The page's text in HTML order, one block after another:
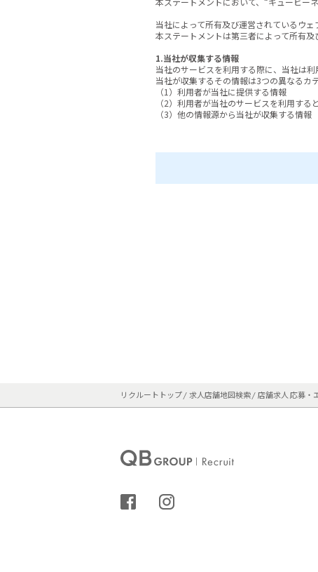
当社によって所有及び運営されているウ
本ステートメントは第三者によって所有
1.当社が収集する情報
当社のサービスを利用する際に、当社は
当社が収集するその情報は3つの異なるカ
（1）利用者が当社に提供する情報
（2）利用者が当社のサービスを利用す
（3）他の情報源から当社が収集する情報
いて当社のサービスを購入すること、当
利用者が当社に提供する情報には、利用
融口座情報、誕生日、出生地、人口統計
利用者が当社のサービスを利用するとき
イトにアクセスするためにコンピュータ
理的位置情報を収集することができます。
を希望する場合には、下記の“利用者の選
当社は、店内において従業員と利用者の
セキュリティ上の必要性があるときを除
当社は、公開され入手可能な情報を収集
リクルートトップ 求人店舗地図検索 店舗求人 応募・
シェアする